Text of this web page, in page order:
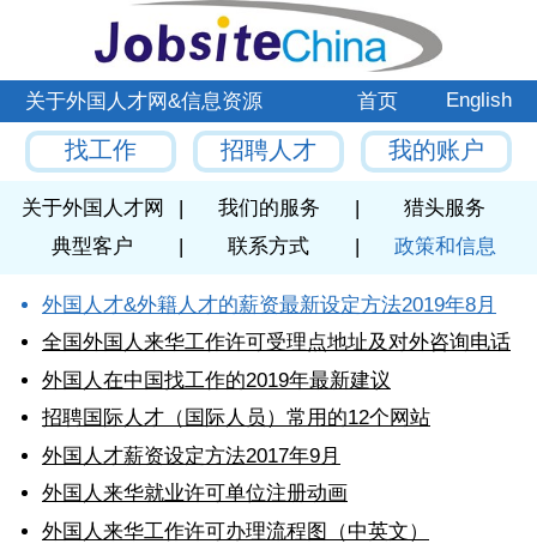
关于外国人才网&信息资源 首页 English
找工作 招聘人才 我的账户
关于外国人才网 | 我们的服务 |
猎头服务
典型客户
| 联系方式 | 政策和信息
外国人才&外籍人才的薪资最新设定方法2019年8月
全国外国人来华工作许可受理点地址及对外咨询电话
外国人在中国找工作的2019年最新建议
招聘国际人才（国际人员）常用的12个网站
外国人才薪资设定方法2017年9月
外国人来华就业许可单位注册动画
外国人来华工作许可办理流程图（中英文）